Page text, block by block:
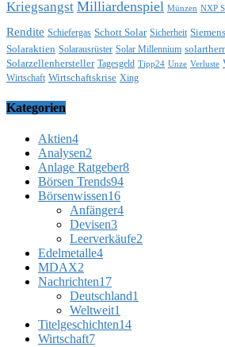
Kriegsangst Milliardenspiel Münzen NXP
Rendite Schiefergas Schott Solar Sicherheit Siemens
Solaraktien Solarausrüster Solar Millennium
Solarzellenhersteller Tagesgeld Tipp24 Unze Verluste
Wirtschaft Wirtschaftskrise Xing
Kategorien
Aktien4
Analysen2
Anlage Ratgeber8
Börsen Trends94
Börsenwissen16
Anfänger4
Devisen3
Leerverkäufe2
Edelmetalle4
MDAX2
Nachrichten17
Deutschland1
Weltweit1
Titelgeschichten14
Wirtschaft7